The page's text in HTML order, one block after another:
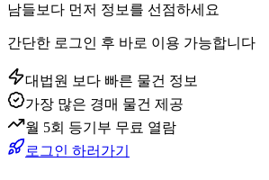
남들보다 먼저 정보를 선점하세요
간단한 로그인 후 바로 이용 가능합니다
대법원 보다 빠른 물건 정보
가장 많은 경매 물건 제공
월 5회 등기부 무료 열람
로그인 하러가기